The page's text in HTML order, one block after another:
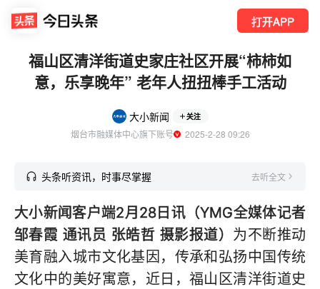
打开APP
​福山区清洋街道史家庄社区开展“柿柿如
意，乐享晚年” 老年人扭扭棒手工活动
大小新闻 关注
烟台市融媒体中心旗下账号
  2025-2-28 09:26
头条听资讯，时事尽掌握 去听全文
大小新闻客户端2月28日讯（YMG全媒体记者
邹春霞 通讯员 张皓哲 摄影报道） 为不断推动
美育融入城市文化基因，传承和弘扬中国传统
文化中的美好寓意，近日，福山区清洋街道史